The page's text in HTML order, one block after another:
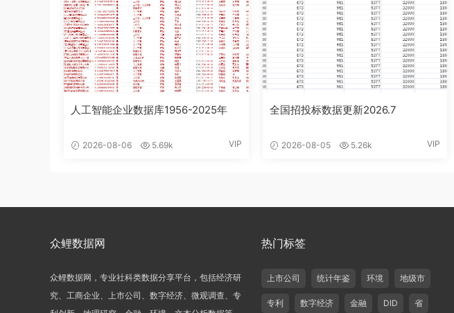
人工智能企业数据库1956-2025年
2026-08-06 5.69k VIP
全国招投标数据更新2026.7
2026-08-05 5.26k VIP
众鲤数据网
众鲤数据网，专业社科类数据分享平台，包括经济研
究、工商企业、上市公司、数字经济、微观调查、专
热门标签
上市公司 统计年鉴 环境 地级市
专利 数字经济 金融 DID 省